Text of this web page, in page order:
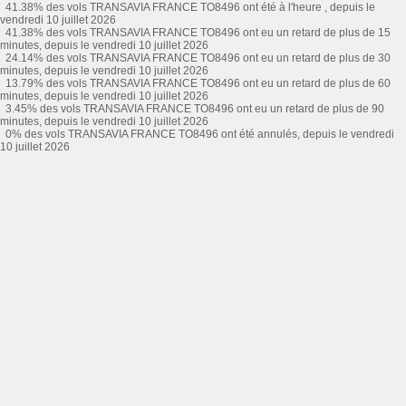
41.38% des vols TRANSAVIA FRANCE TO8496 ont été à l'heure , depuis le
vendredi 10 juillet 2026
41.38% des vols TRANSAVIA FRANCE TO8496 ont eu un retard de plus de 15
minutes, depuis le vendredi 10 juillet 2026
24.14% des vols TRANSAVIA FRANCE TO8496 ont eu un retard de plus de 30
minutes, depuis le vendredi 10 juillet 2026
13.79% des vols TRANSAVIA FRANCE TO8496 ont eu un retard de plus de 60
minutes, depuis le vendredi 10 juillet 2026
3.45% des vols TRANSAVIA FRANCE TO8496 ont eu un retard de plus de 90
minutes, depuis le vendredi 10 juillet 2026
0% des vols TRANSAVIA FRANCE TO8496 ont été annulés, depuis le vendredi
10 juillet 2026